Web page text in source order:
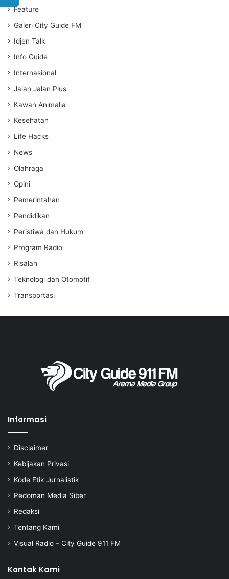
Feature
Galeri City Guide FM
Idjen Talk
Info Guide
Internasional
Jalan Jalan Plus
Kawan Animalia
Kesehatan
Life Hacks
News
Olahraga
Opini
Pemerintahan
Pendidikan
Peristiwa dan Hukum
Program Radio
Risalah
Teknologi dan Otomotif
Transportasi
Informasi
Disclaimer
Kebijakan Privasi
Kode Etik Jurnalistik
Pedoman Media Siber
Redaksi
Tentang Kami
Visual Radio – City Guide 911 FM
Kontak Kami